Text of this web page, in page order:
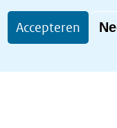
Accepteren